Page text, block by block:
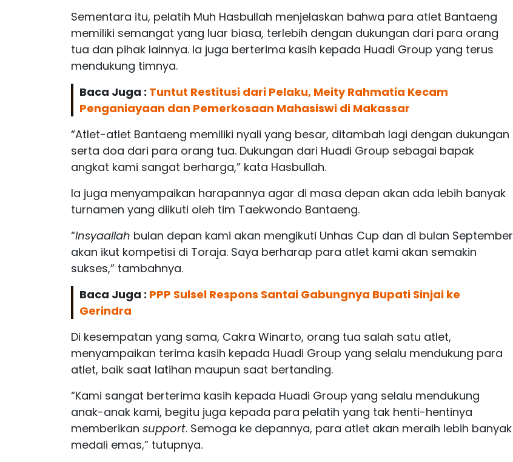
Sementara itu, pelatih Muh Hasbullah menjelaskan bahwa para atlet Bantaeng
memiliki semangat yang luar biasa, terlebih dengan dukungan dari para orang
tua dan pihak lainnya. Ia juga berterima kasih kepada Huadi Group yang terus
mendukung timnya.
Baca Juga : Tuntut Restitusi dari Pelaku, Meity Rahmatia Kecam
Penganiayaan dan Pemerkosaan Mahasiswi di Makassar
“Atlet-atlet Bantaeng memiliki nyali yang besar, ditambah lagi dengan dukungan
serta doa dari para orang tua. Dukungan dari Huadi Group sebagai bapak
angkat kami sangat berharga,” kata Hasbullah.
Ia juga menyampaikan harapannya agar di masa depan akan ada lebih banyak
turnamen yang diikuti oleh tim Taekwondo Bantaeng.
“Insyaallah bulan depan kami akan mengikuti Unhas Cup dan di bulan September
akan ikut kompetisi di Toraja. Saya berharap para atlet kami akan semakin
sukses,” tambahnya.
Baca Juga : PPP Sulsel Respons Santai Gabungnya Bupati Sinjai ke
Gerindra
Di kesempatan yang sama, Cakra Winarto, orang tua salah satu atlet,
menyampaikan terima kasih kepada Huadi Group yang selalu mendukung para
atlet, baik saat latihan maupun saat bertanding.
“Kami sangat berterima kasih kepada Huadi Group yang selalu mendukung
anak-anak kami, begitu juga kepada para pelatih yang tak henti-hentinya
memberikan support. Semoga ke depannya, para atlet akan meraih lebih banyak
medali emas,” tutupnya.